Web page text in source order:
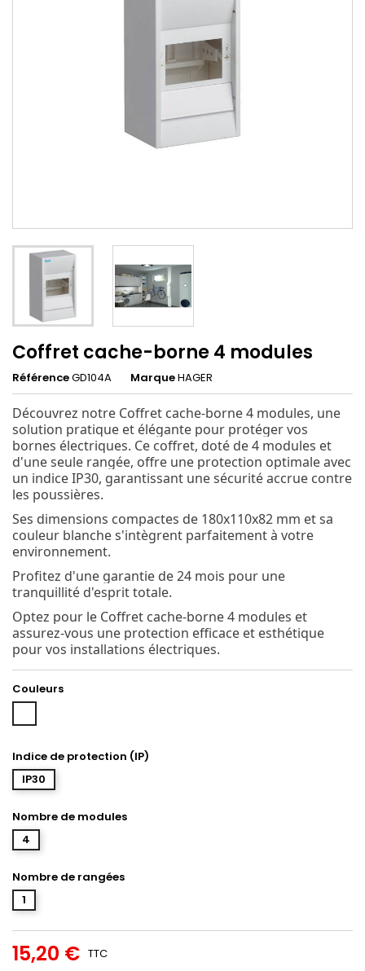
Coffret cache-borne 4 modules
RéférenceGD104A MarqueHAGER
Découvrez notre Coffret cache-borne 4 modules, une
solution pratique et élégante pour protéger vos
bornes électriques. Ce coffret, doté de 4 modules et
d'une seule rangée, offre une protection optimale avec
un indice IP30, garantissant une sécurité accrue contre
les poussières.
Ses dimensions compactes de 180x110x82 mm et sa
couleur blanche s'intègrent parfaitement à votre
environnement.
Profitez d'une garantie de 24 mois pour une
tranquillité d'esprit totale.
Optez pour le Coffret cache-borne 4 modules et
assurez-vous une protection efficace et esthétique
pour vos installations électriques.
Couleurs
Indice de protection (IP)
IP30
Nombre de modules
4
Nombre de rangées
1
15,20 € TTC